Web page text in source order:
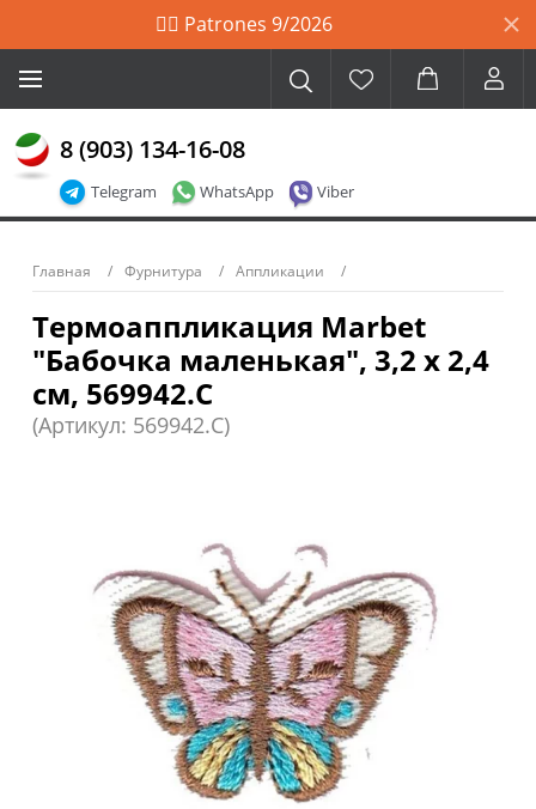
🙋‍♀️ Patrones 9/2026
Telegram WhatsApp Viber
8 (903) 134-16-08
Главная Фурнитура Аппликации
Термоаппликация Marbet
"Бабочка маленькая", 3,2 х 2,4
см, 569942.С
(Артикул: 569942.С)